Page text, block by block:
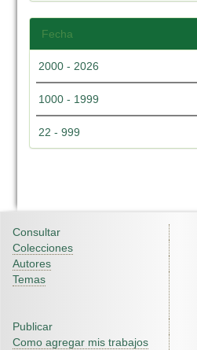
Fecha
2000 - 2026
1000 - 1999
22 - 999
Consultar
Colecciones
Autores
Temas
Publicar
Como agregar mis trabajos